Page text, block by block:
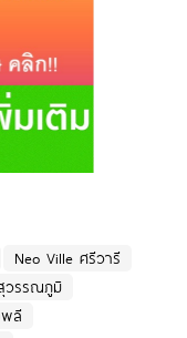
Neo Ville ศรีวารี
วรรณภูมิ
พลี